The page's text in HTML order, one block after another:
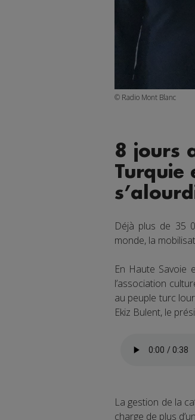
© Radio Mont Blanc
8 jours
Turquie
Déjà plus de 35
monde, la
En Haute Savoie
l’association
au peuple turc
Ekiz Bulent, le
La gestion de la
charge de plus